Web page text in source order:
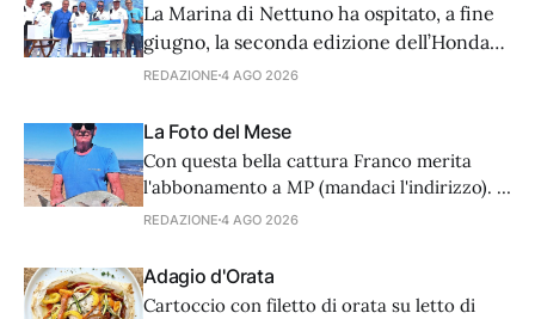
La Marina di Nettuno ha ospitato, a fine
giugno, la seconda edizione dell’Honda
Marine Cup, un meeting di pesca al
della casa nipponica.
REDAZIONE 4 AGO 2026
La Foto del Mese
Con questa bella cattura Franco merita
l'abbonamento a MP (mandaci l'indirizzo). E
voi, cosa aspettate a inviarci le vostre
potete essere fortunati e meritevoli.
REDAZIONE 4 AGO 2026
Adagio d'Orata
Cartoccio con filetto di orata su letto di